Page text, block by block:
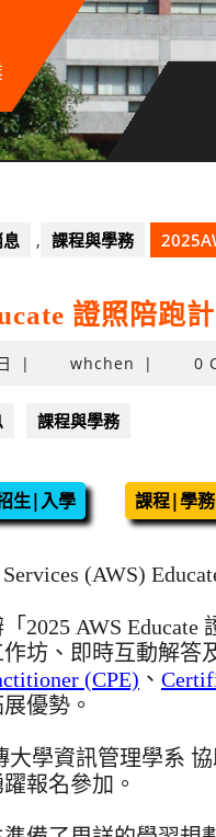
, 課程與學務
證照陪跑
2025
日
| whchen | 0
課程與學務
生|入學 課程|學務
(AWS)
2025 AWS
坊、即時互動解答
(CPE) 、
優勢。
大學資訊管理學系
報名參加。